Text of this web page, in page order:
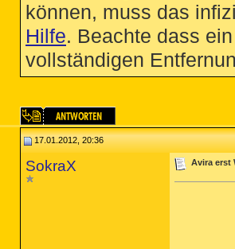
können, muss das
Hilfe. Beachte dass
vollständigen
17.01.2012, 20:36
SokraX Avira erst